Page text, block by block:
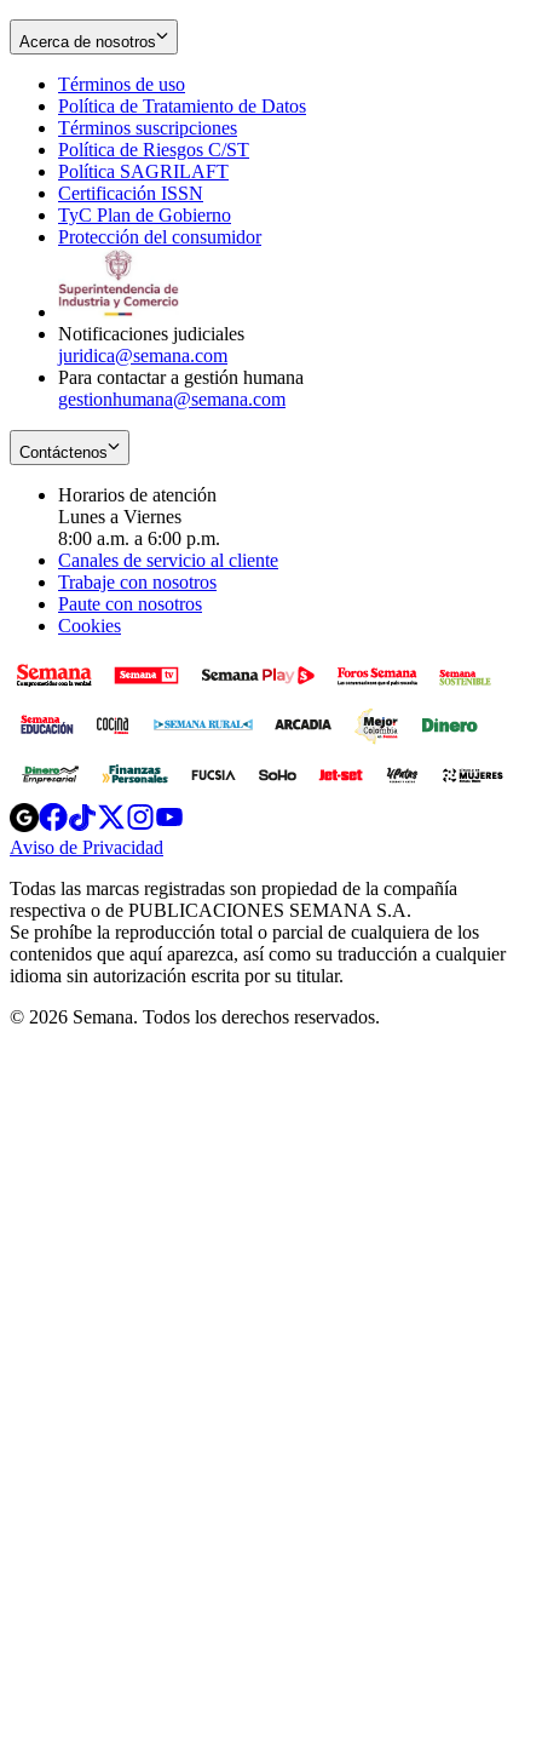
Acerca de nosotros
Términos de uso
in
new
window
Política de Tratamiento de Datos
Términos suscripciones
in
Política de Riesgos C/ST
Política SAGRILAFT
new
window
Certificación ISSN
in
new
TyC Plan de Gobierno
in
Protección del consumidorOpens
Notificaciones judiciales
juridica@semana.com
Para contactar a gestión humana
gestionhumana@semana.com
Contáctenos
Horarios de atención
Lunes a Viernes
8:00 a.m. a 6:00 p.m.
Canales de servicio al cliente
Trabaje con nosotros
Paute con nosotros
Cookies
Opens
in
new
Opens
in
new
Opens
in
new
window
Opens
new
windowwindow
Aviso de Privacidad
new
window
Todas las marcas registradas son propiedad de la compañía
respectiva o de PUBLICACIONES SEMANA S.A.
Se prohíbe la reproducción total o parcial de cualquiera de los
contenidos que aquí aparezca, así como su traducción a cualquier
idioma sin autorización escrita por su titular.
© 2026 Semana. Todos los derechos reservados.